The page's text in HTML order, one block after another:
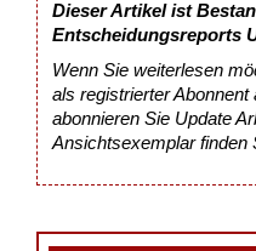
Dieser Artikel ist
Entscheidungsreports
Wenn Sie weiterlesen
als registrierter
abonnieren Sie Update
Ansichtsexemplar finden